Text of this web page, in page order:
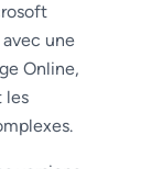
une
Online,
les